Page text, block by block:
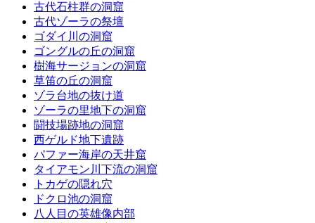
古代石柱群の洞窟
古代ゾーラの祭壇
ゴダイ川の洞窟
ゴングルの丘の洞窟
樹海サージョンの洞窟
草笛の丘の洞窟
ゾラ台地の抜け道
ゾーラの里地下の洞窟
闘技場跡地の洞窟
西ゲルド地下遺跡
パファー海岸の天井窟
タイアモン川下流の洞窟
トカゲの隠れ穴
ドクロ池の洞窟
八人目の英雄像内部